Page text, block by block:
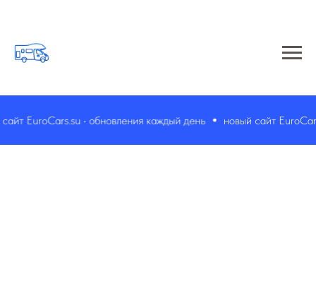
EuroCars.su • обновления каждый день новый сайт